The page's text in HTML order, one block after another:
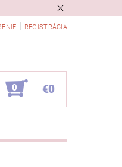
REGISTRÁCIA
0 €0